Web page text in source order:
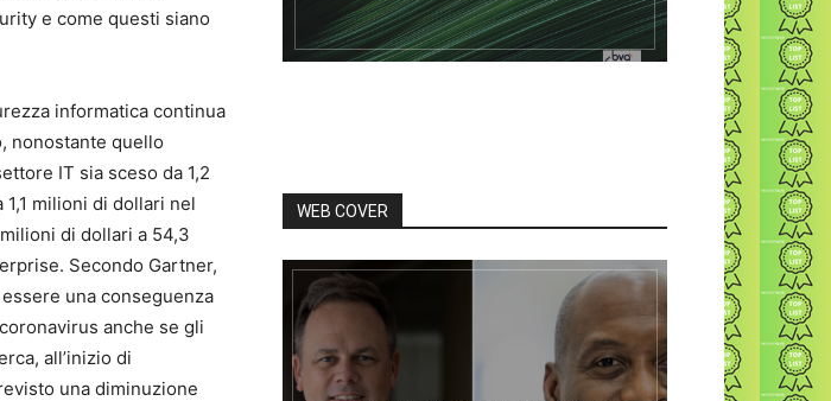
e come questi siano
informatica continua
nonostante quello
IT sia sceso da 1,2
milioni di dollari nel
di dollari a 54,3
Secondo Gartner,
una conseguenza
anche se gli
all’inizio di
una diminuzione
WEB COVER